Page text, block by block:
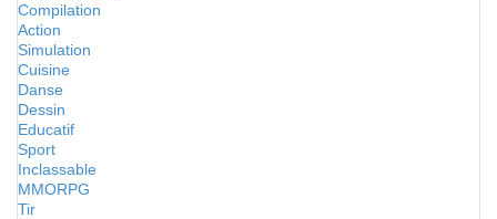
Compilation
Action
Simulation
Cuisine
Danse
Dessin
Educatif
Sport
Inclassable
MMORPG
Tir